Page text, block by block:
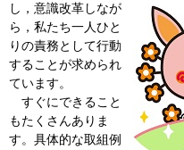
し， 意識改革しなが
ら，私たち一人ひと
りの責務として行動
することが求められ
ています。
すぐにできること
もたくさんありま
す。具体的な取組例